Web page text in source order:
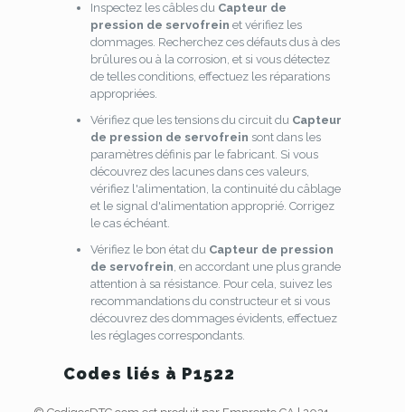
Inspectez les câbles du Capteur de
pression de servofrein et vérifiez les
dommages. Recherchez ces défauts dus à des
brûlures ou à la corrosion, et si vous détectez
de telles conditions, effectuez les réparations
appropriées.
Vérifiez que les tensions du circuit du Capteur
de pression de servofrein sont dans les
paramètres définis par le fabricant. Si vous
découvrez des lacunes dans ces valeurs,
vérifiez l'alimentation, la continuité du câblage
et le signal d'alimentation approprié. Corrigez
le cas échéant.
Vérifiez le bon état du Capteur de pression
de servofrein, en accordant une plus grande
attention à sa résistance. Pour cela, suivez les
recommandations du constructeur et si vous
découvrez des dommages évidents, effectuez
les réglages correspondants.
Codes liés à P1522